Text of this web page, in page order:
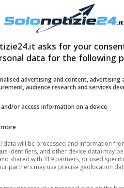
meglio, inaspettatamente
di chiudere la
asks for your
data for the following
advertising and content, advertising
audience research and services
or access information on a device
more
data will be processed and information
identifiers, and other device data) may
shared with 319 partners, or used
partners may use precise geolocation